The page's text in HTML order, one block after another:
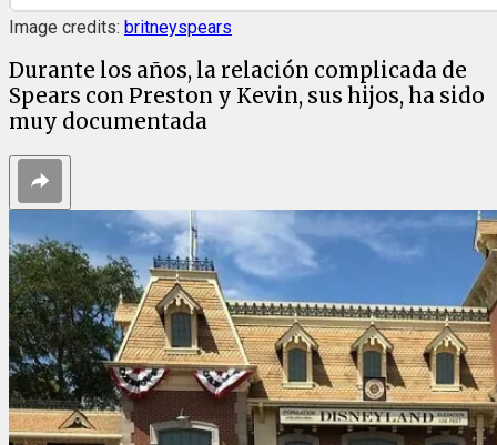
Image credits: britneyspears
Durante los años, la relación complicada de
Spears con Preston y Kevin, sus hijos, ha sido
muy documentada